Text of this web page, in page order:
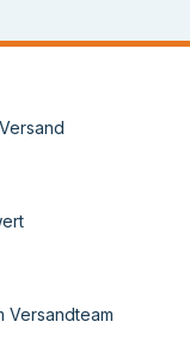
Versandteam